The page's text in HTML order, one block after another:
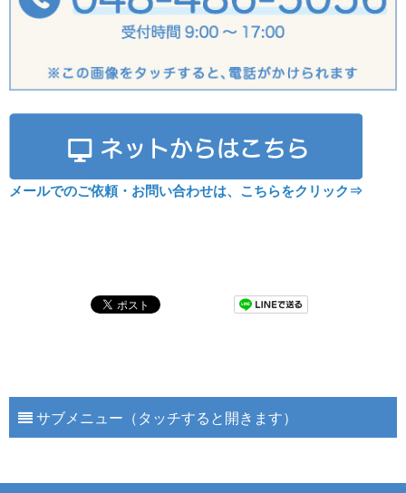
メールでのご依頼・お問い合わせは、こちらをクリック⇒
サブメニュー（タッチすると開きます）